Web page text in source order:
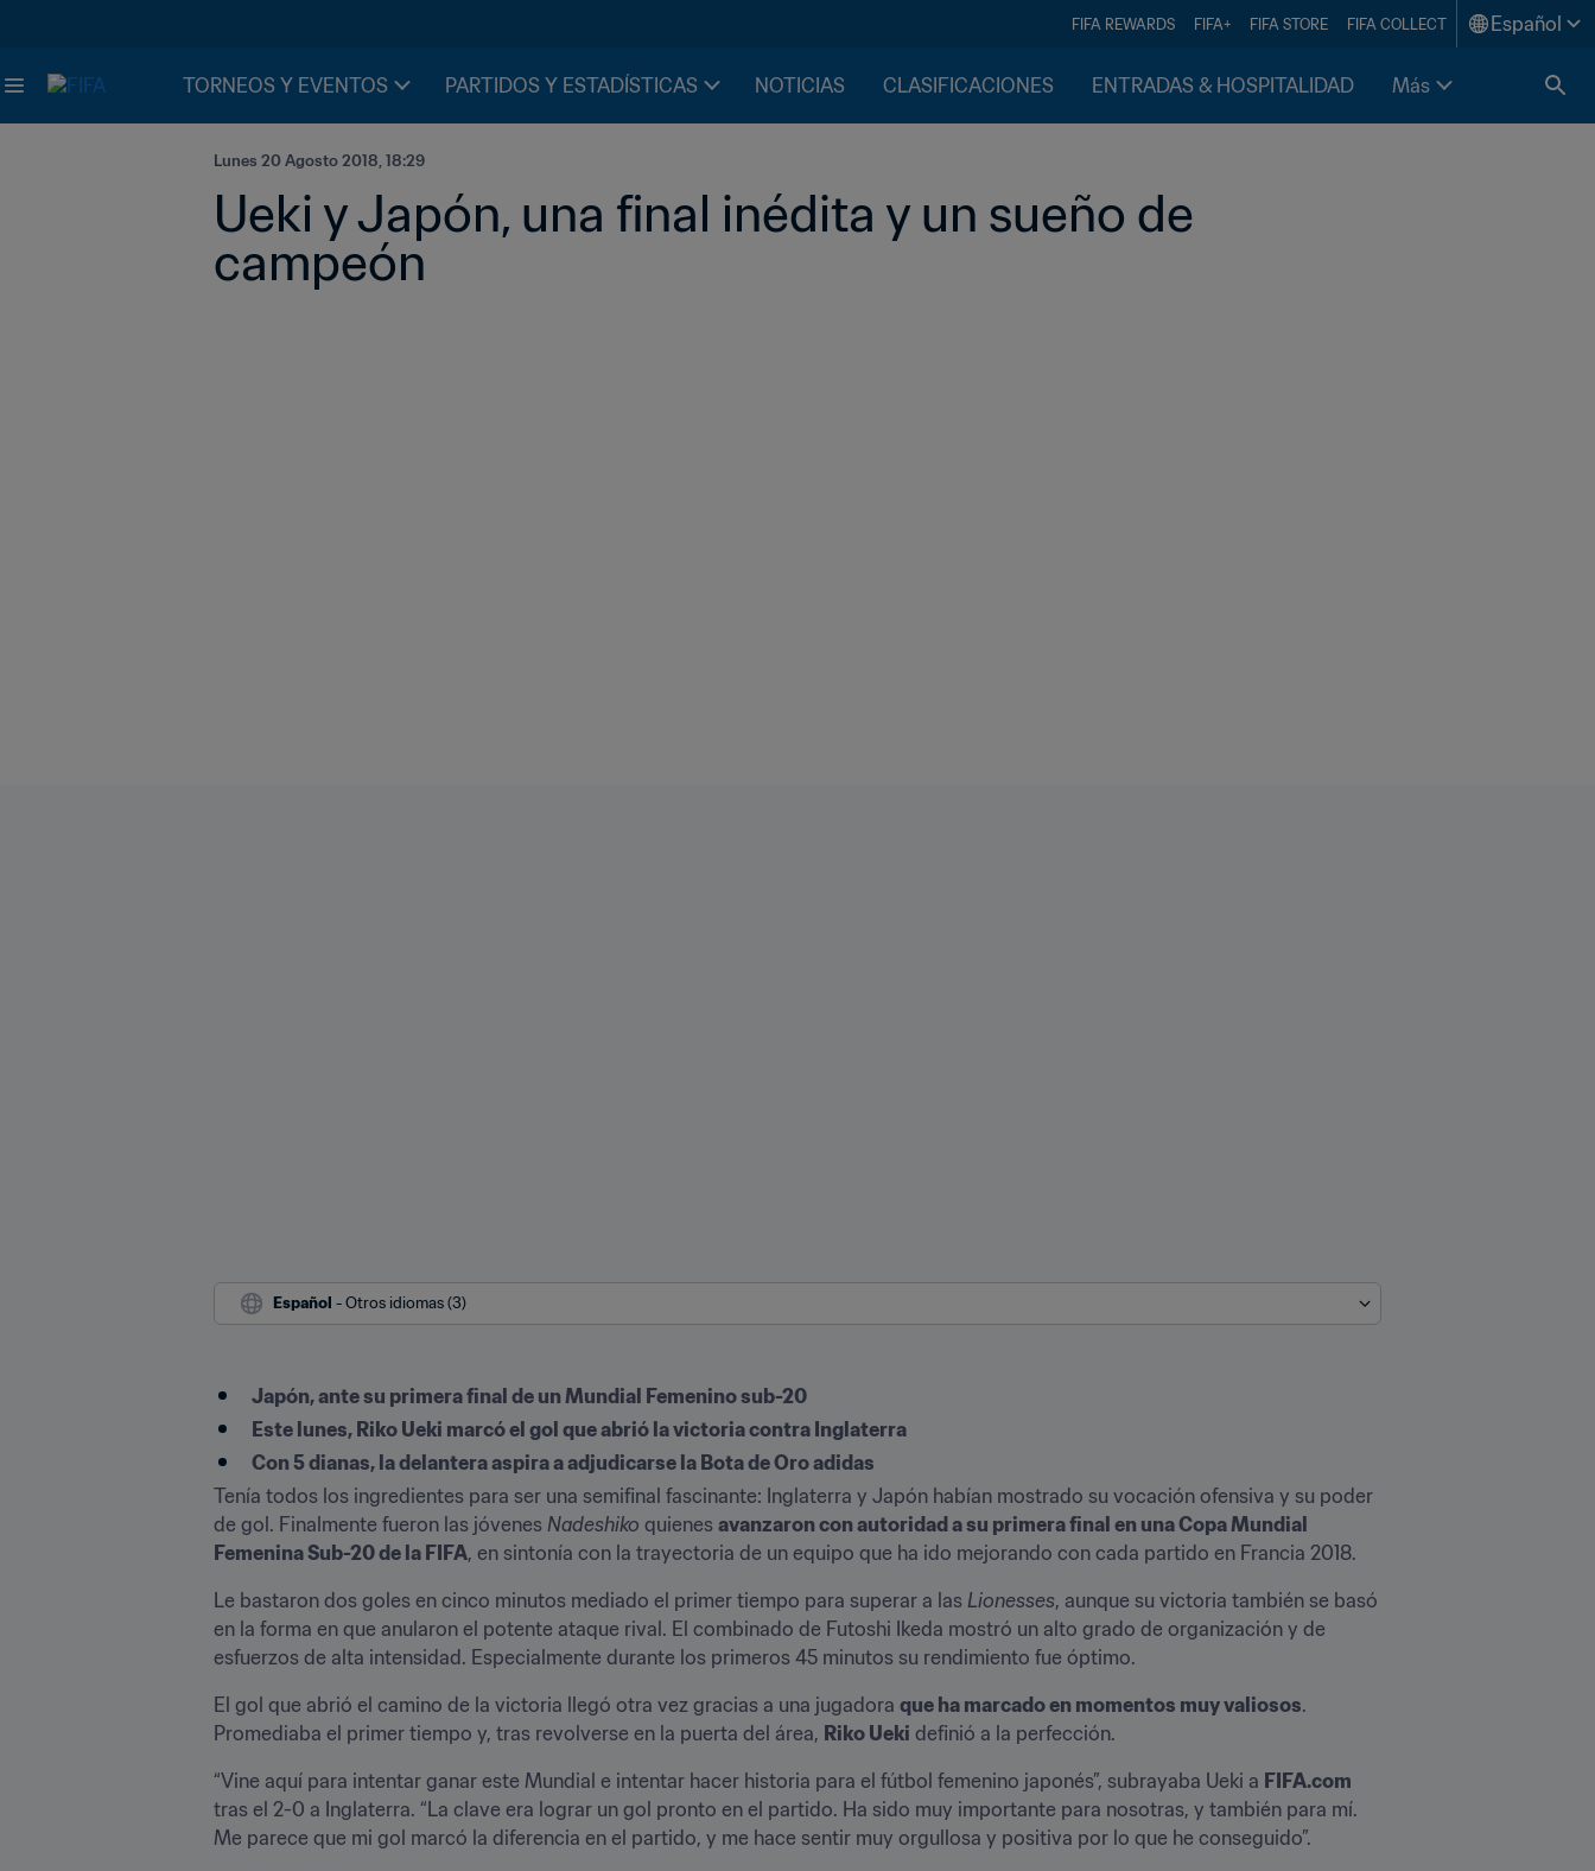
FIFA REWARDS FIFA+ FIFA STORE FIFA COLLECT Español
TORNEOS Y EVENTOS PARTIDOS Y ESTADÍSTICAS NOTICIAS CLASIFICACIONES ENTRADAS & HOSPITALIDAD Más
Lunes 20 Agosto 2018, 18:29
Ueki y Japón, una final inédita y un sueño de
campeón
Español - Otros idiomas (3)
Japón, ante su primera final de un Mundial Femenino sub-20
Este lunes, Riko Ueki marcó el gol que abrió la victoria contra Inglaterra
Con 5 dianas, la delantera aspira a adjudicarse la Bota de Oro adidas
Tenía todos los ingredientes para ser una semifinal fascinante: Inglaterra y Japón habían mostrado su vocación ofensiva y su poder
de gol. Finalmente fueron las jóvenes Nadeshiko quienes avanzaron con autoridad a su primera final en una Copa Mundial
Femenina Sub-20 de la FIFA, en sintonía con la trayectoria de un equipo que ha ido mejorando con cada partido en Francia 2018.
Le bastaron dos goles en cinco minutos mediado el primer tiempo para superar a las Lionesses, aunque su victoria también se basó
en la forma en que anularon el potente ataque rival. El combinado de Futoshi Ikeda mostró un alto grado de organización y de
esfuerzos de alta intensidad. Especialmente durante los primeros 45 minutos su rendimiento fue óptimo.
El gol que abrió el camino de la victoria llegó otra vez gracias a una jugadora que ha marcado en momentos muy valiosos.
Promediaba el primer tiempo y, tras revolverse en la puerta del área, Riko Ueki definió a la perfección.
“Vine aquí para intentar ganar este Mundial e intentar hacer historia para el fútbol femenino japonés”, subrayaba Ueki a FIFA.com
tras el 2-0 a Inglaterra. “La clave era lograr un gol pronto en el partido. Ha sido muy importante para nosotras, y también para mí.
Me parece que mi gol marcó la diferencia en el partido, y me hace sentir muy orgullosa y positiva por lo que he conseguido”.